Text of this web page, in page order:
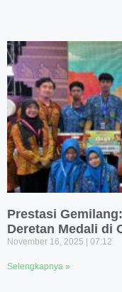
Prestasi
Deretan Medali di
November 16, 2025 07:12
Selengkapnya »